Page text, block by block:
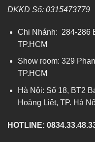
DKKD Số: 0315473779
Chi Nhánh: 284-286
TP.HCM
Show room: 329
TP.HCM
Hà Nội: Số 18, BT2
Hoàng Liệt, TP. Hà
HOTLINE: